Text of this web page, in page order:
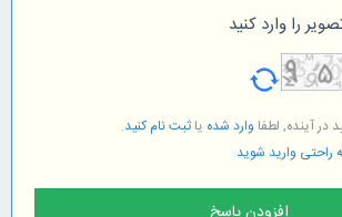
را وارد کنید
در آینده, لطفا وارد شده یاثبت نام کنید.
راحتی وارید شوید